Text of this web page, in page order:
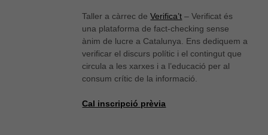
Taller a càrrec deVerifica’t – Verificat és
una plataforma de fact-checking sense
ànim de lucre a Catalunya. Ens dediquem a
verificar el discurs polític i el contingut que
circula a les xarxes i a l’educació per al
consum crític de la informació.
Cal inscripció prèvia